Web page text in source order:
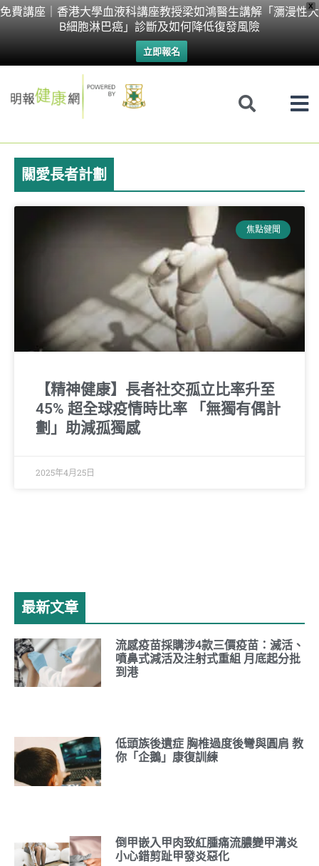
X
免費講座｜香港大學血液科講座教授梁如鴻醫生講解「瀰漫性大
B細胞淋巴癌」診斷及如何降低復發風險
立即報名
Skip
關愛長者計劃
焦點健聞
【精神健康】長者社交孤立比率升至
45% 超全球疫情時比率 「無獨有偶計
劃」助減孤獨感
2025年4月25日
最新文章
流感疫苗採購涉4款三價疫苗：滅活、
噴鼻式減活及注射式重組 月底起分批
到港
低頭族後遺症 胸椎過度後彎與圓肩 教
你「企鵝」康復訓練
倒甲嵌入甲肉致紅腫痛流膿變甲溝炎
小心錯剪趾甲發炎惡化